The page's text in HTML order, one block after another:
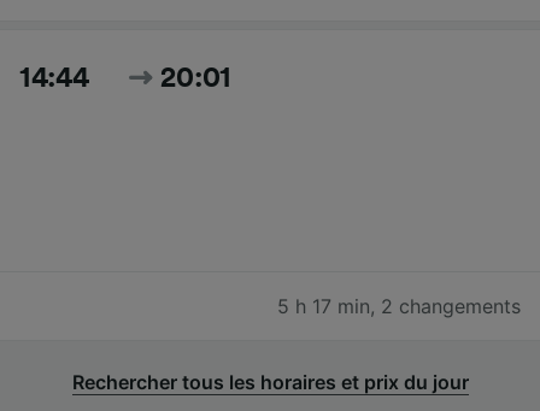
14:44 20:01
5 h 17 min, 2 changements
Rechercher tous les horaires et prix du jour